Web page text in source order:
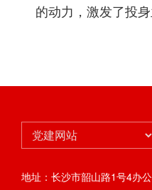
的动力，激发了投
地址：长沙市韶山路1号4办